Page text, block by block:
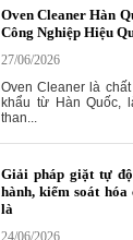
Oven Cleaner Hàn
Công Nghiệp Hiệu
27/06/2026
Oven Cleaner là
khẩu từ Hàn Quốc,
than...
Giải pháp giặt tự
hành, kiểm soát
là
24/06/2026